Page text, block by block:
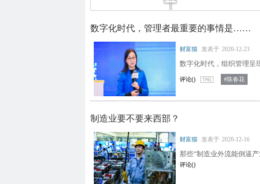
数字化时代，管理者最重要的事情是……
财富猫 发表于 2020-12-23
数字化时代，组织管理呈
评论() #陈春花
制造业要不要来西部？
财富猫 发表于 2020-12-16
那些“制造业外流能倒逼
评论()